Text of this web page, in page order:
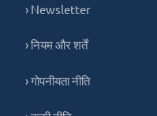
› Newsletter
› नियम और शर्तें
› गोपनीयता नीति